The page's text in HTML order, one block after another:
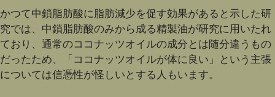
かつて中鎖脂肪酸に脂肪減少を促す効果があると示した研
究では、中鎖脂肪酸のみから成る精製油が研究に用いたれ
ており、通常のココナッツオイルの成分とは随分違うもの
だったため、「ココナッツオイルが体に良い」という主張
については信憑性が怪しいとする人もいます。